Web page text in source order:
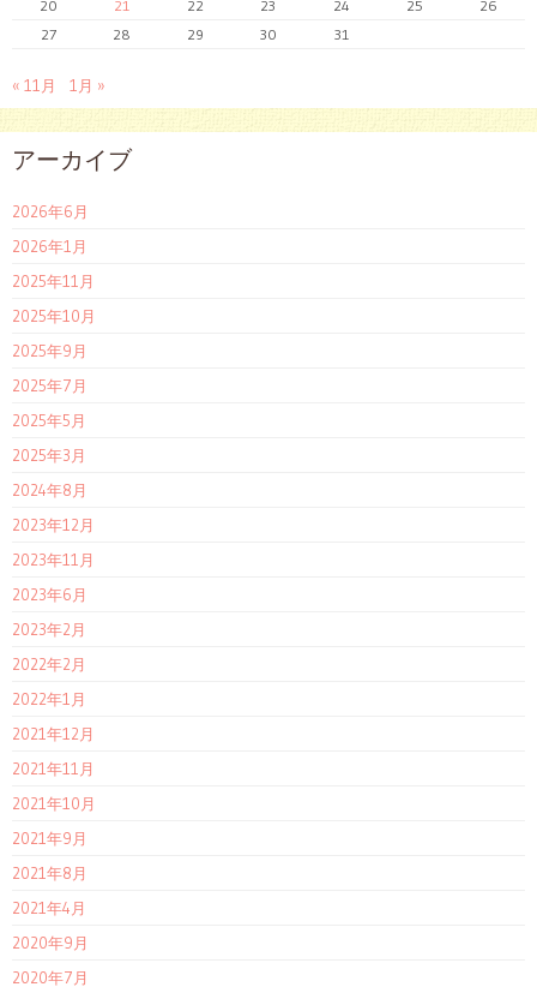
20 21 22 23 24 25
26
27
28 29 30 31
« 11月 1月 »
アーカイブ
2026年6月
2026年1月
2025年11月
2025年10月
2025年9月
2025年7月
2025年5月
2025年3月
2024年8月
2023年12月
2023年11月
2023年6月
2023年2月
2022年2月
2022年1月
2021年12月
2021年11月
2021年10月
2021年9月
2021年8月
2021年4月
2020年9月
2020年7月